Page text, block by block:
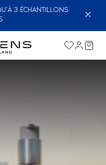
3 ÉCHANTILLONS